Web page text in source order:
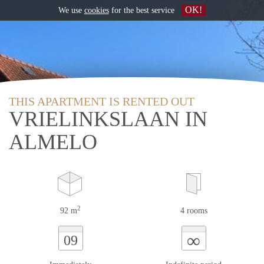
THIS APARTMENT IS RENTED OUT
VRIELINKSLAAN IN
ALMELO
92 m2 4 rooms
09 ∞
We use cookiesfor the best service OK!